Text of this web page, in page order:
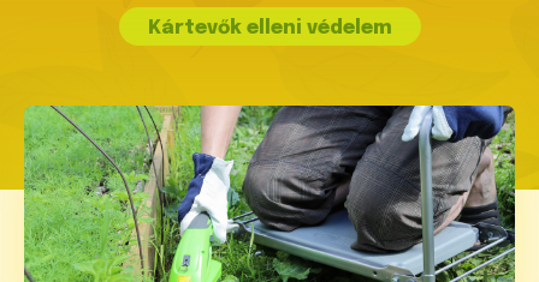
Kártevők elleni védelem